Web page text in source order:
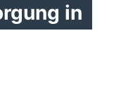
in